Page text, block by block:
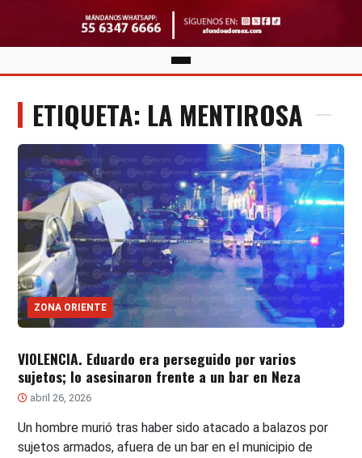
ETIQUETA: LA MENTIROSA
ZONA ORIENTE
VIOLENCIA. Eduardo era perseguido por varios
sujetos; lo asesinaron frente a un bar en Neza
abril 26, 2026
Un hombre murió tras haber sido atacado a balazos por
sujetos armados, afuera de un bar en el municipio de